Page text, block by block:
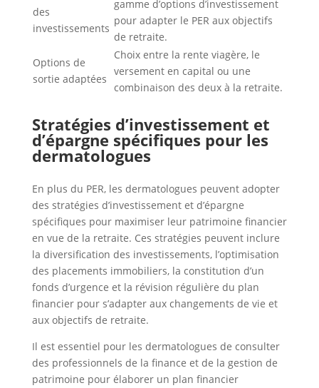
des
investissements
gamme d’options d’investissement
pour adapter le PER aux objectifs
de retraite.
Options de
sortie adaptées
Choix entre la rente viagère, le
versement en capital ou une
combinaison des deux à la retraite.
Stratégies d’investissement et
d’épargne spécifiques pour les
dermatologues
En plus du PER, les dermatologues peuvent adopter
des stratégies d’investissement et d’épargne
spécifiques pour maximiser leur patrimoine financier
en vue de la retraite. Ces stratégies peuvent inclure
la diversification des investissements, l’optimisation
des placements immobiliers, la constitution d’un
fonds d’urgence et la révision régulière du plan
financier pour s’adapter aux changements de vie et
aux objectifs de retraite.
Il est essentiel pour les dermatologues de consulter
des professionnels de la finance et de la gestion de
patrimoine pour élaborer un plan financier